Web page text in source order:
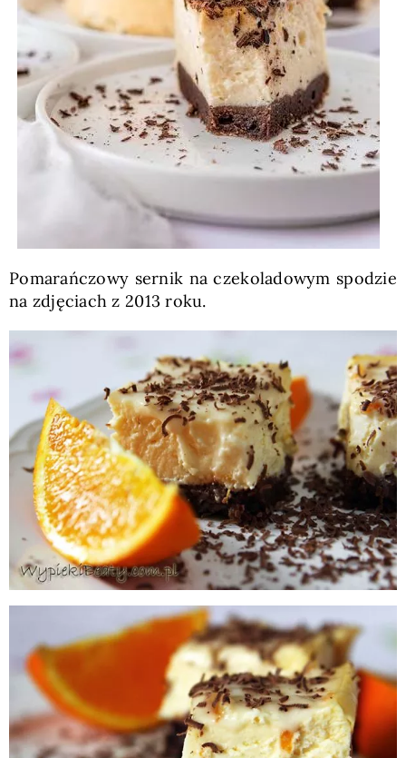
Pomarańczowy sernik na czekoladowym spodzie
na zdjęciach z 2013 roku.